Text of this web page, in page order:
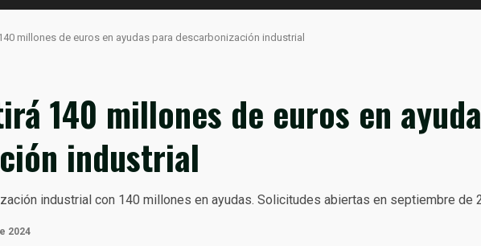
millones de euros en ayudas para descarbonización industrial
140 millones de euros en
industrial
industrial con 140 millones en ayudas. Solicitudes abiertas en septiembre de
2024